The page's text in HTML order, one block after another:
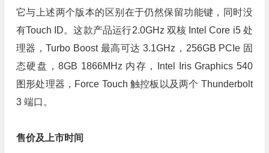
它与上述两个版本的区别在于仍然保留功能键，同时没
有Touch ID。这款产品运行2.0GHz 双核 Intel Core i5 处
理器，Turbo Boost 最高可达 3.1GHz，256GB PCIe 固
态硬盘，8GB 1866MHz 内存，Intel Iris Graphics 540
图形处理器，Force Touch 触控板以及两个 Thunderbolt
3 端口。
售价及上市时间